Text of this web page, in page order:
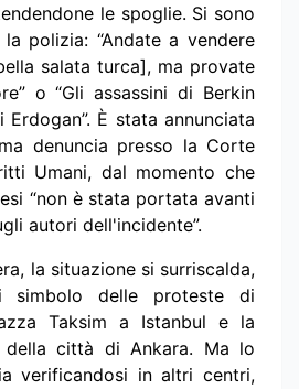
le spoglie. Si sono
polizia: “Andate a vendere
salata turca], ma provate
o “Gli assassini di Berkin
È stata annunciata
denuncia presso la Corte
Umani, dal momento che
“non è stata portata avanti
autori dell'incidente”.
la situazione si surriscalda,
simbolo delle proteste di
Taksim a Istanbul e la
della città di Ankara. Ma lo
verificandosi in altri centri,